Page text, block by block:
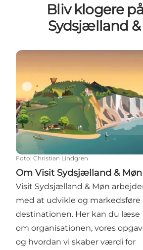
Bliv klogere
Sydsjælland
Om Visit Sydsjælland & Møn
Foto: Christian Lindgren
Om Visit Sydsjælland & Møn
Visit Sydsjælland & Møn
med at udvikle og markedsføre
destinationen. Her kan du læse
om organisationen, vores
og hvordan vi skaber værdi for